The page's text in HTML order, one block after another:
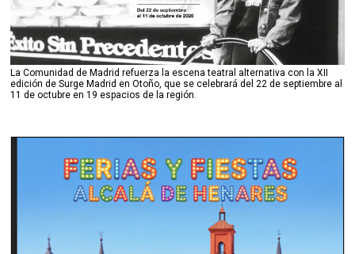
La Comunidad de Madrid refuerza la escena teatral alternativa con la XII
edición de Surge Madrid en Otoño, que se celebrará del 22 de septiembre al
11 de octubre en 19 espacios de la región.